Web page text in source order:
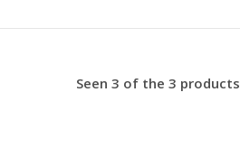
Seen 3 of the 3 products